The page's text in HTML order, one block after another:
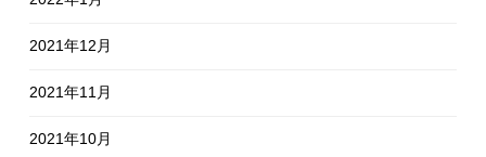
2021年12月
2021年11月
2021年10月